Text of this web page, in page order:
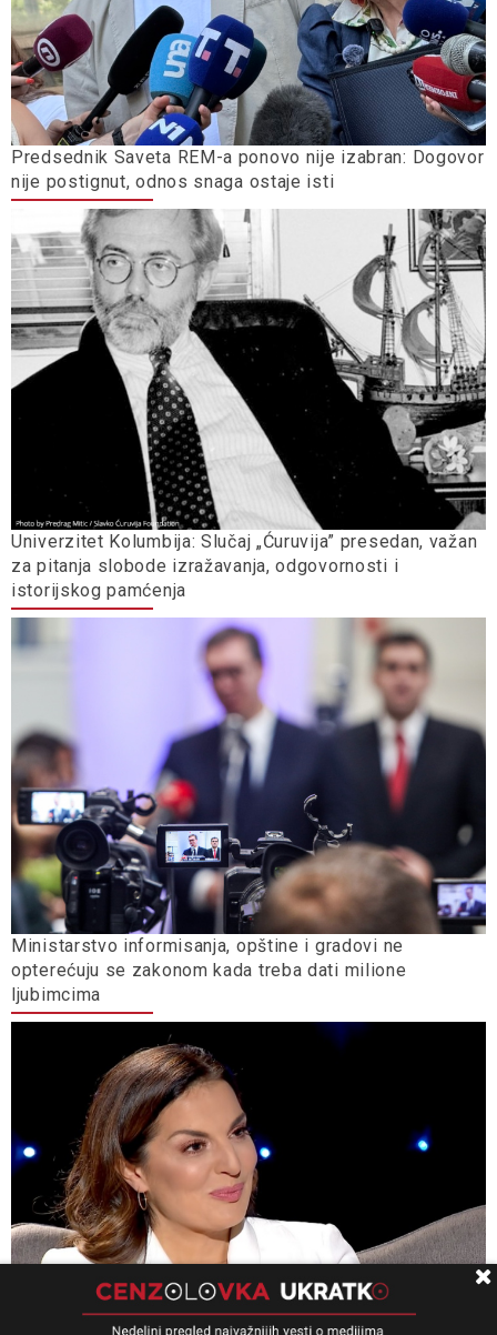
Predsednik Saveta REM-a ponovo nije izabran: Dogovor
nije postignut, odnos snaga ostaje isti
Univerzitet Kolumbija: Slučaj „Ćuruvija” presedan, važan
za pitanja slobode izražavanja, odgovornosti i
istorijskog pamćenja
Ministarstvo informisanja, opštine i gradovi ne
opterećuju se zakonom kada treba dati milione
ljubimcima